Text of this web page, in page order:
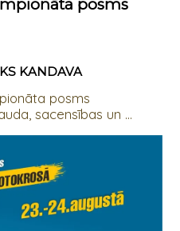
posms
KANDAVA
posms
sacensības un ...